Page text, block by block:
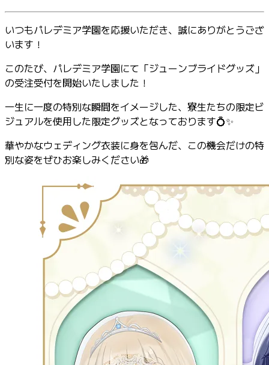
いつもパレデミア学園を応援いただき、誠にありがとうござ
います！
このたび、パレデミア学園にて「ジューンブライドグッズ」
の受注受付を開始いたしました！
一生に一度の特別な瞬間をイメージした、寮生たちの限定ビ
ジュアルを使用した限定グッズとなっております💍✨
華やかなウェディング衣装に身を包んだ、この機会だけの特
別な姿をぜひお楽しみください🎁